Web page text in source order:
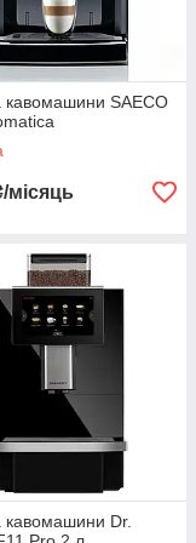
та
SAECO
місяць
Dr.